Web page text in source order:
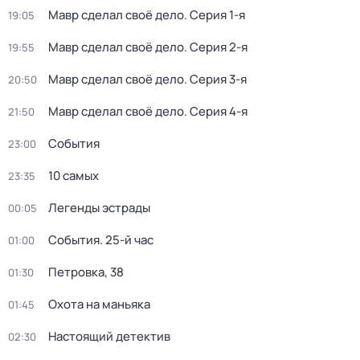
19:05 Мавр сделал своё дело. Серия 1-я
19:55 Мавр сделал своё дело. Серия 2-я
20:50 Мавр сделал своё дело. Серия 3-я
21:50 Мавр сделал своё дело. Серия 4-я
23:00 События
23:35 10 самых
00:05 Легенды эстрады
01:00 События. 25-й час
01:30 Петровка, 38
01:45 Охота на маньяка
02:30 Настоящий детектив